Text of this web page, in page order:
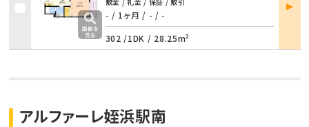
- / 1ヶ月 / - / -
302 /1DK / 28.25m²
詳細
アルファーレ姪浜駅南